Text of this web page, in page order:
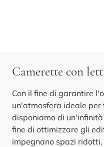
Camerette con
Con il fine di garantire
un'atmosfera ideale per
disponiamo di
fine di ottimizzare gli
impegnano spazi